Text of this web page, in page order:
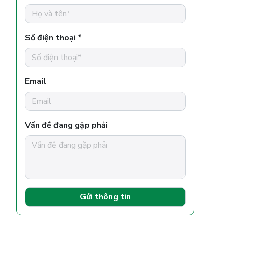
Số điện thoại *
Email
Vấn đề đang gặp phải
Gửi thông tin